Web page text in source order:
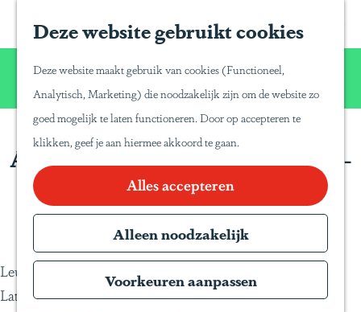
Deze website gebruikt cookies
Deze website maakt gebruik van cookies (Functioneel,
Analytisch, Marketing) die noodzakelijk zijn om de website zo
goed mogelijk te laten functioneren. Door op accepteren te
klikken, geef je aan hiermee akkoord te gaan.
Alles accepteren
Alleen noodzakelijk
Voorkeuren aanpassen
Inspiratie
Reisinspiratie
Blog
Duurzaam reizen
Gente Mágica
Inspiratiedagen
KLM Holland
Herald
Magazine
Webinars
k
a
T
a
Wij willen u net zo van Latijns-Amerika laten
genieten zoals wij dat zelf doen!
Aanmelden introductie in Latijns-
Amerika
Leuk dat u onze online presentatie; een introductie in
Latijns-Amerika wilt bekijken. Laat hieronder uw e-